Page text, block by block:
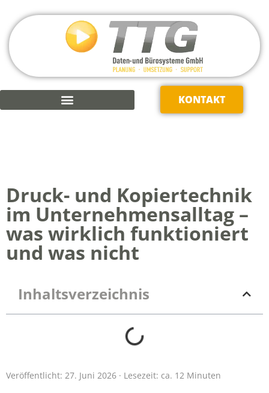
KONTAKT
Druck- und Kopiertechnik
im Unternehmensalltag –
was wirklich funktioniert
und was nicht
Inhaltsverzeichnis
Veröffentlicht: 27. Juni 2026 · Lesezeit: ca. 12 Minuten